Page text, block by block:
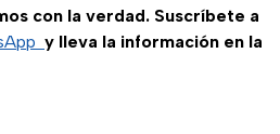
con la verdad. Suscríbete a
y lleva la información en la